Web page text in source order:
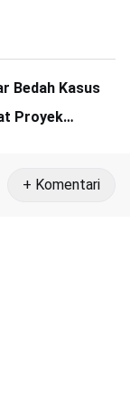
Bedah Kasus
Proyek
+ Komentari